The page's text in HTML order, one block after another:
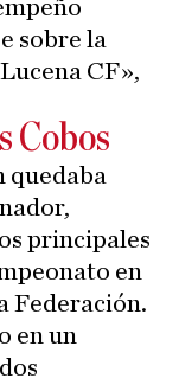
sobre la
CF»,
Cobos
quedaba
principales
en
Federación.
en un